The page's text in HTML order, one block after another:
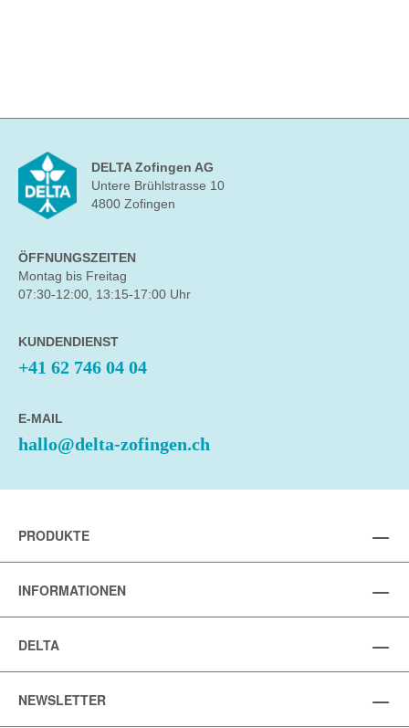
DELTA Zofingen AG
Untere Brühlstrasse 10
4800 Zofingen
ÖFFNUNGSZEITEN
Montag bis Freitag
07:30-12:00, 13:15-17:00 Uhr
KUNDENDIENST
+41 62 746 04 04
E-MAIL
hallo@delta-zofingen.ch
PRODUKTE
INFORMATIONEN
DELTA
NEWSLETTER